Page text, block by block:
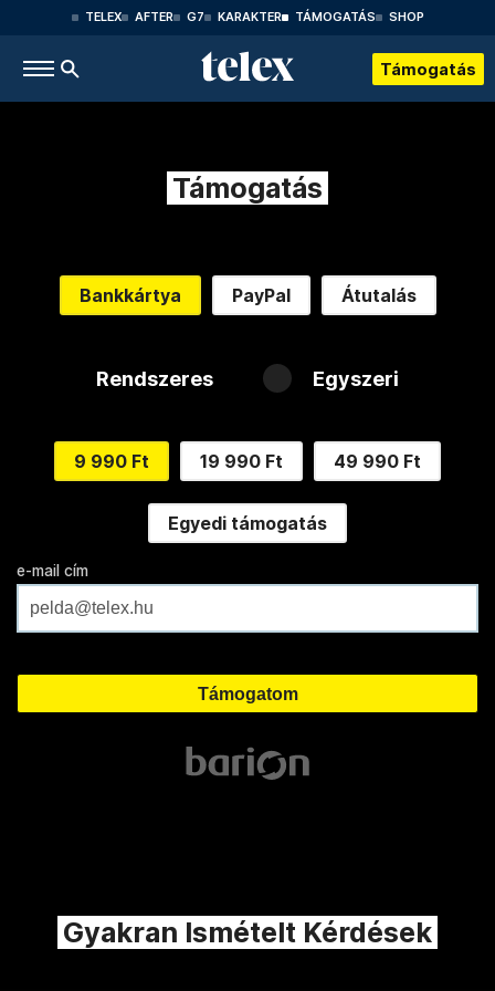
TELEX AFTER G7 KARAKTER TÁMOGATÁS SHOP
Támogatás
Támogatás
Bankkártya PayPal Átutalás
Rendszeres Egyszeri
9 990 Ft 19 990 Ft 49 990 Ft
Egyedi támogatás
e-mail cím
Gyakran Ismételt Kérdések